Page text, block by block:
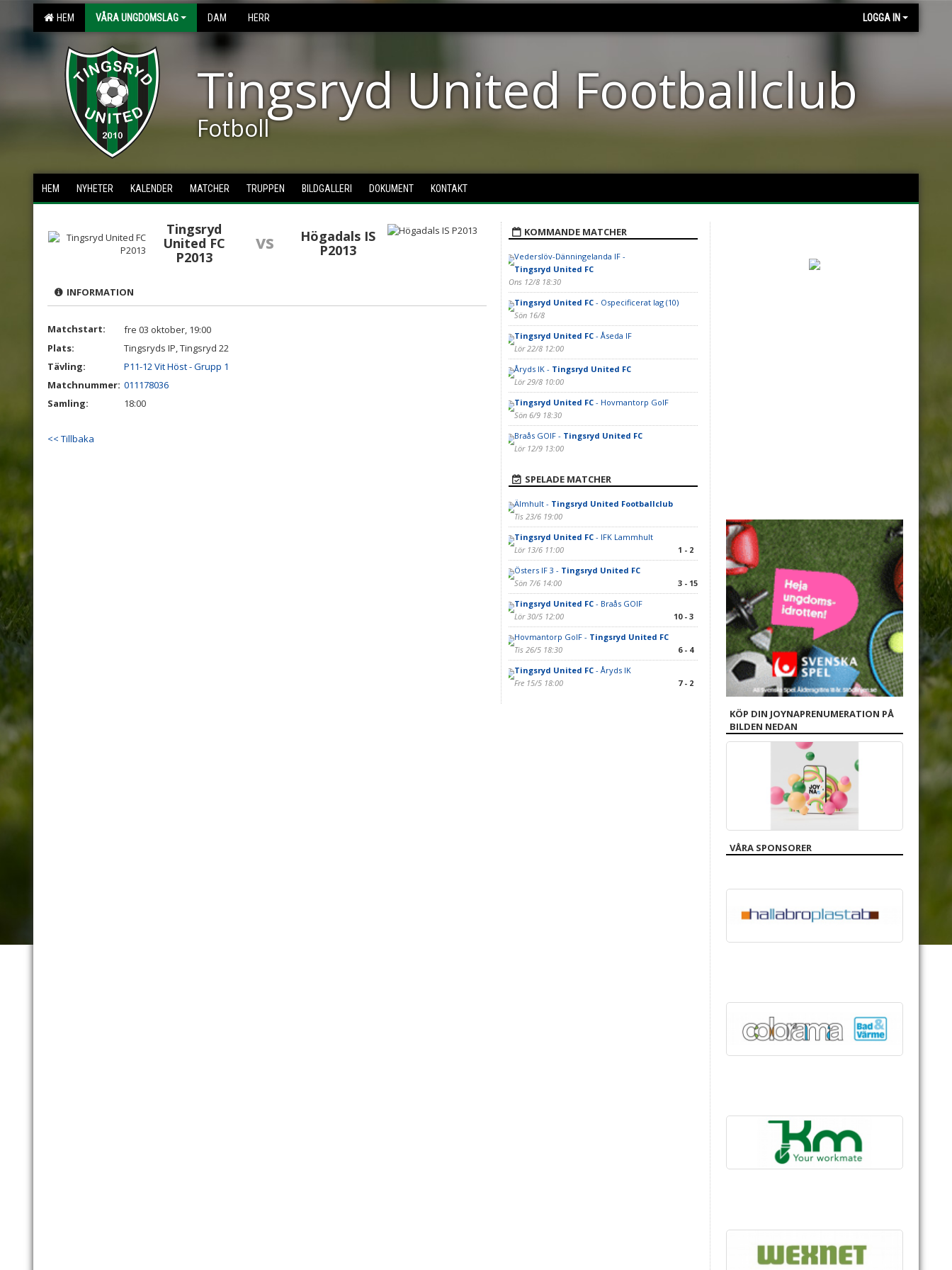
HEM VÅRA UNGDOMSLAG DAM HERR LOGGA IN
Tingsryd United Footballclub
Fotboll
HEM NYHETER KALENDER MATCHER TRUPPEN BILDGALLERI DOKUMENT KONTAKT
Tingsryd
United FC
P2013
vs
Högadals IS
P2013
INFORMATION
Matchstart:
fre 03 oktober, 19:00
Plats:
Tingsryds IP, Tingsryd 22
Tävling:
P11-12 Vit Höst - Grupp 1
Matchnummer: 011178036
Samling:
18:00
<< Tillbaka
KOMMANDE MATCHER
Vederslöv-Dänningelanda IF -
Tingsryd United FC
Ons 12/8 18:30
Tingsryd United FC- Ospecificerat lag (10)
Sön 16/8
Tingsryd United FC- Åseda IF
Lör 22/8 12:00
Åryds IK - Tingsryd United FC
Lör 29/8 10:00
Tingsryd United FC- Hovmantorp GoIF
Sön 6/9 18:30
Braås GOIF - Tingsryd United FC
Lör 12/9 13:00
SPELADE MATCHER
Älmhult - Tingsryd United Footballclub
Tis 23/6 19:00
Tingsryd United FC- IFK Lammhult
Lör 13/6 11:00
1 - 2
Östers IF 3 - Tingsryd United FC
Sön 7/6 14:00
3 - 15
Tingsryd United FC- Braås GOIF
Lör 30/5 12:00
10 - 3
Hovmantorp GoIF - Tingsryd United FC
Tis 26/5 18:30
6 - 4
Tingsryd United FC- Åryds IK
Fre 15/5 18:00
7 - 2
KÖP DIN JOYNAPRENUMERATION PÅ
BILDEN NEDAN
VÅRA SPONSORER